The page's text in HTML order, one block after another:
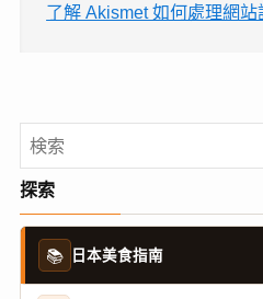
了解 Akismet 如何處理網
探索
📚 日本美食指南